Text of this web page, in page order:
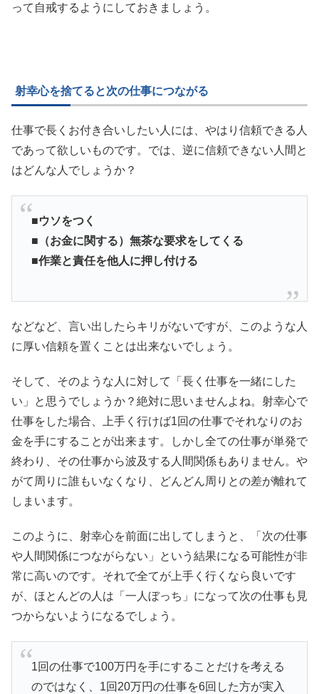
って自戒するようにしておきましょう。
射幸心を捨てると次の仕事につながる
仕事で長くお付き合いしたい人には、やはり信頼できる人
であって欲しいものです。では、逆に信頼できない人間と
はどんな人でしょうか？
■ウソをつく
■（お金に関する）無茶な要求をしてくる
■作業と責任を他人に押し付ける
などなど、言い出したらキリがないですが、このような人
に厚い信頼を置くことは出来ないでしょう。
そして、そのような人に対して「長く仕事を一緒にした
い」と思うでしょうか？絶対に思いませんよね。射幸心で
仕事をした場合、上手く行けば1回の仕事でそれなりのお
金を手にすることが出来ます。しかし全ての仕事が単発で
終わり、その仕事から波及する人間関係もありません。や
がて周りに誰もいなくなり、どんどん周りとの差が離れて
しまいます。
このように、射幸心を前面に出してしまうと、「次の仕事
や人間関係につながらない」という結果になる可能性が非
常に高いのです。それで全てが上手く行くなら良いです
が、ほとんどの人は「一人ぼっち」になって次の仕事も見
つからないようになるでしょう。
1回の仕事で100万円を手にすることだけを考える
のではなく、1回20万円の仕事を6回した方が実入